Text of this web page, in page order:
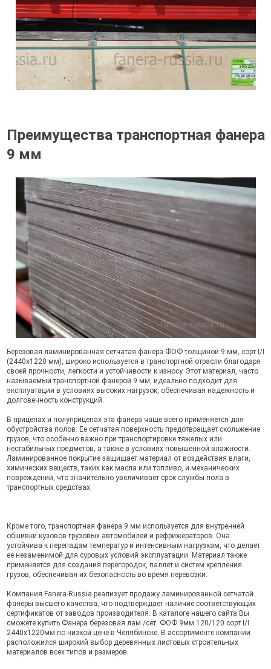
Преимущества транспортная фанера
9 мм
Березовая ламинированная сетчатая фанера ФОФ толщиной 9 мм, сорт I/I
(2440х1220 мм), широко используется в транспортной отрасли благодаря
своей прочности, легкости и устойчивости к износу. Этот материал, часто
называемый транспортной фанерой 9 мм, идеально подходит для
эксплуатации в условиях высоких нагрузок, обеспечивая надежность и
долговечность конструкций.
В прицепах и полуприцепах эта фанера чаще всего применяется для
обустройства полов. Ее сетчатая поверхность предотвращает скольжение
грузов, что особенно важно при транспортировке тяжелых или
нестабильных предметов, а также в условиях повышенной влажности.
Ламинированное покрытие защищает материал от воздействия влаги,
химических веществ, таких как масла или топливо, и механических
повреждений, что значительно увеличивает срок службы пола в
транспортных средствах.
Кроме того, транспортная фанера 9 мм используется для внутренней
обшивки кузовов грузовых автомобилей и рефрижераторов. Она
устойчива к перепадам температур и интенсивным нагрузкам, что делает
ее незаменимой для суровых условий эксплуатации. Материал также
применяется для создания перегородок, паллет и систем крепления
грузов, обеспечивая их безопасность во время перевозки.
Компания Fanera-Russia реализует продажу ламинированной сетчатой
фанеры высшего качества, что подтверждает наличие соответствующих
сертификатов от заводов производителя. В каталоге нашего сайта Вы
сможете купить Фанера березовая лам./сет. ФОФ 9мм 120/120 сорт I/I
2440х1220мм по низкой цене в Челябинске. В ассортименте компании
расположился широкий выбор деревянных листовых строительных
материалов всех типов и размеров.